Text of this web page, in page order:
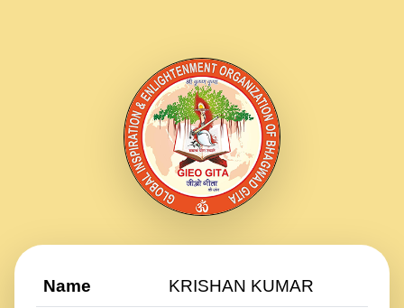
Name KRISHAN KUMAR